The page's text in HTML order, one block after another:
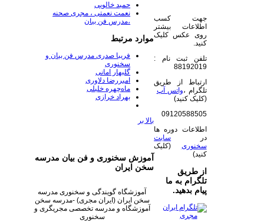
حمید خالویی
نعمت نعمتی ، مجری صحنه
،مدرس فن بیان
موارد مرتبط
فریبا صدری مدرس فن بیان و
سخنوری
گلبهار امانی
امیررضا دلاوری
ماه‌چهره خلیلی
بهراد خرازی
بالا بر
آموزش سخنوری و فن بیان مدرسه
سخن ایران
آموزشگاه گویندگی و سخنوری مدرسه
سخن ایران (ایران مجری) -مدرسه سخن
آموزشگاه و مدرسه تخصصی مجریگری و
سخنوری
جهت کسب
اطلاعات بیشتر
روی عکس کلیک
کنید.
تلفن ثبت نام :
88192019
ارتباط از طریق
تلگرام ،واتس آپ
(کلیک کنید)
09120588505
اطلاعات دوره ها
در سایت
سخنوری (کلیک
کنید)
از طریق
تلگرام به ما
پیام بدهید.